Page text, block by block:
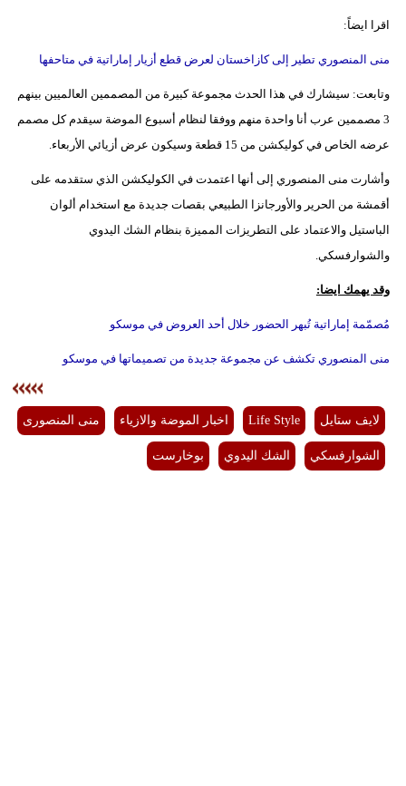
اقرا ايضاً:
منى المنصوري تطير إلى كازاخستان لعرض قطع أزيار إماراتية في متاحفها
وتابعت: سيشارك في هذا الحدث مجموعة كبيرة من المصممين العالميين بينهم
3 مصممين عرب أنا واحدة منهم ووفقا لنظام أسبوع الموضة سيقدم كل مصمم
عرضه الخاص في كوليكشن من 15 قطعة وسيكون عرض أزيائي الأربعاء.
وأشارت منى المنصوري إلى أنها اعتمدت في الكوليكشن الذي ستقدمه على
أقمشة من الحرير والأورجانزا الطبيعي بقصات جديدة مع استخدام ألوان
الباستيل والاعتماد على التطريزات المميزة بنظام الشك اليدوي
والشوارفسكي.
وقد يهمك ايضا:
مُصمّمة إماراتية تُبهر الحضور خلال أحد العروض في موسكو
منى المنصوري تكشف عن مجموعة جديدة من تصميماتها في موسكو
لايف ستايل Life Style اخبار الموضة والازياء منى المنصورى
الشوارفسكي الشك اليدوي بوخارست